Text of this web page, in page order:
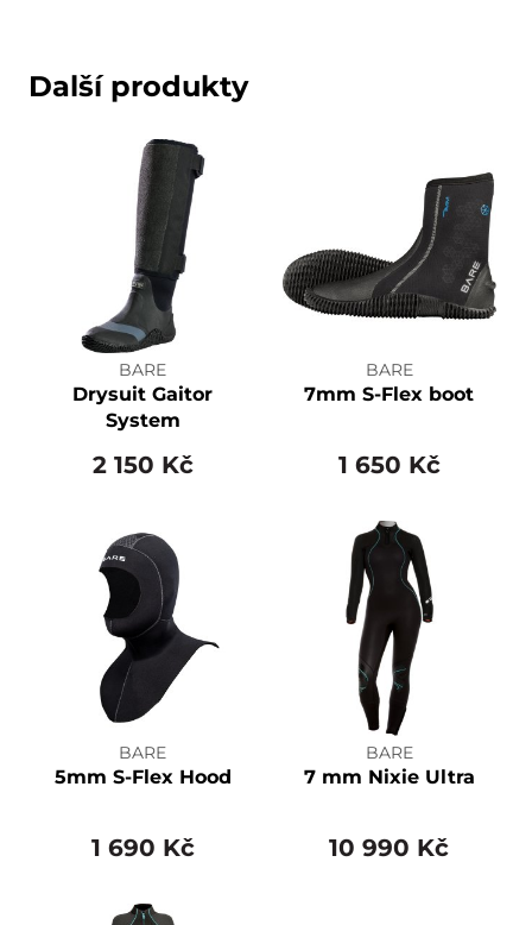
Další produkty
BARE
Drysuit Gaitor
System
2 150 Kč
BARE
7mm S-Flex boot
1 650 Kč
BARE
5mm S-Flex Hood
1 690 Kč
BARE
7 mm Nixie Ultra
10 990 Kč